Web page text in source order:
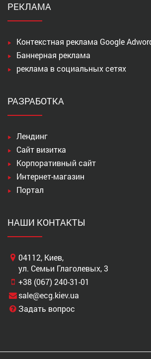
РЕКЛАМА
Контекстная реклама Google
Баннерная реклама
реклама в социальных сетях
РАЗРАБОТКА
Лендинг
Сайт визитка
Корпоративный сайт
Интернет-магазин
Портал
НАШИ КОНТАКТЫ
04112, Киев,
ул. Семьи Глаголевых, 3
+38 (067) 240-31-01
sale@ecg.kiev.ua
Задать вопрос